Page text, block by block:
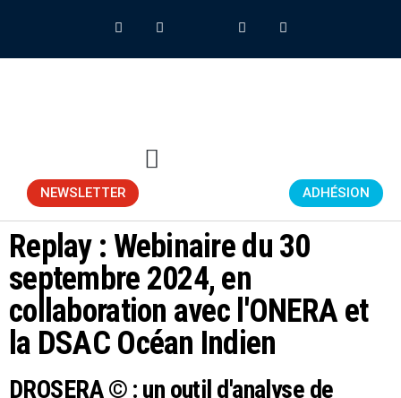
NEWSLETTER ADHÉSION
Replay : Webinaire du 30
septembre 2024, en
collaboration avec l'ONERA et
la DSAC Océan Indien
DROSERA © : un outil d'analyse de